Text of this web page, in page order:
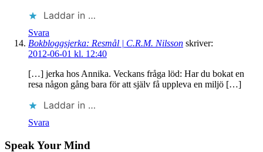
Laddar in …
Svara
Bokbloggsjerka: Resmål | C.R.M. Nilsson skriver:
2012-06-01 kl. 12:40
[…] jerka hos Annika. Veckans fråga löd: Har du bokat en
resa någon gång bara för att själv få uppleva en miljö […]
Laddar in …
Svara
Speak Your Mind